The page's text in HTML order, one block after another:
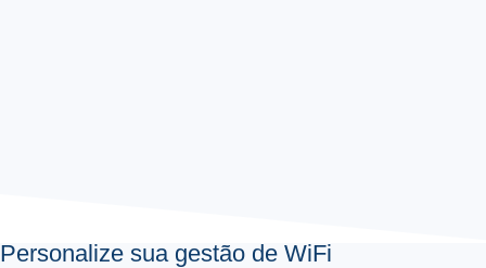
Personalize sua gestão de WiFi